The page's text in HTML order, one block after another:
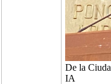
De la
IA